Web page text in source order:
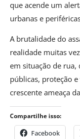
que acende um
urbanas e
A brutalidade do
realidade muitas
em situação de rua,
públicas, proteção
crescente ameaça
Compartilhe isso:
Facebook